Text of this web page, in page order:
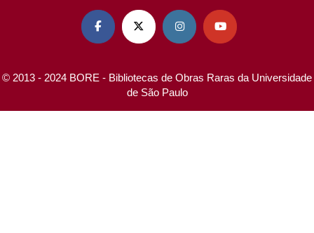
   
© 2013 - 2024 BORE - Bibliotecas de Obras Raras da Universidade
de São Paulo